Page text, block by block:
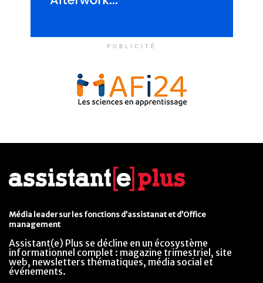
PUBLICITÉ
Média leader sur les fonctions d’assistanat et d’Office
management
Assistant(e) Plus se décline en un écosystème
informationnel complet : magazine trimestriel, site
web, newsletters thématiques, média social et
événements.